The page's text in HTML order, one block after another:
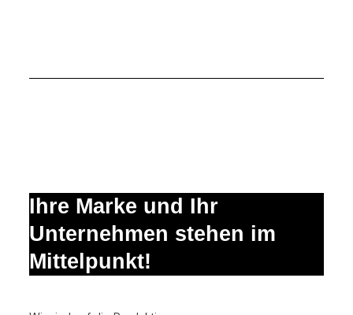
Ihre Marke und Ihr
Unternehmen stehen im
Mittelpunkt!